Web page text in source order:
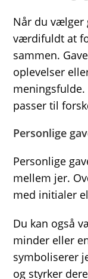
Når du vælger
værdifuldt at
sammen.
oplevelser
passer til
Personlige
Personlige
mellem jer.
med initialer
Du kan også
minder eller
symboliserer
og styrker